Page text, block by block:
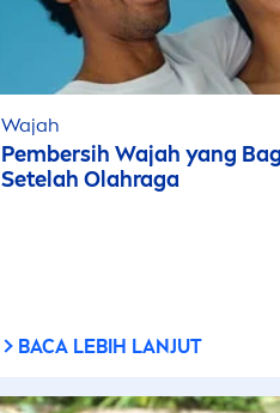
Wajah
Pembersih Wajah yang
Setelah Olahraga
BACA LEBIH LANJUT